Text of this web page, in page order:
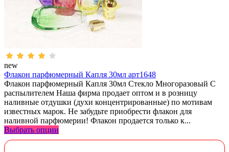
new
Флакон парфюмерный Капля 30мл арт1648
Флакон парфюмерный Капля 30мл Стекло Многоразовый С
распылителем Наша фирма продает оптом и в розницу
наливные отдушки (духи концентрированные) по мотивам
известных марок. Не забудьте приобрести флакон для
наливной парфюмерии! Флакон продается только к...
Выбрать опции